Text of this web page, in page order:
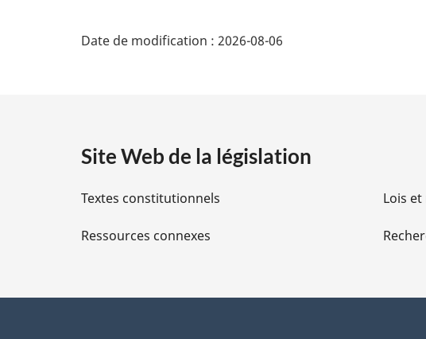
i
l
s
Date de modification : 2026-08-06
Site Web de la législation
Textes constitutionnels
Ressources connexes
Lois